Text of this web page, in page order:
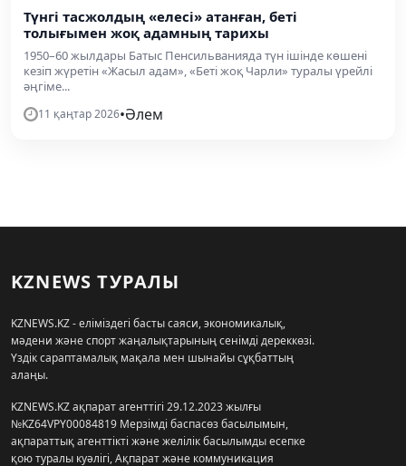
Түнгі тасжолдың «елесі» атанған, беті
толығымен жоқ адамның тарихы
1950–60 жылдары Батыс Пенсильванияда түн ішінде көшені
кезіп жүретін «Жасыл адам», «Беті жоқ Чарли» туралы үрейлі
әңгіме...
11 қаңтар 2026•Әлем
KZNEWS ТУРАЛЫ
KZNEWS.KZ - еліміздегі басты саяси, экономикалық,
мәдени және спорт жаңалықтарының сенімді дереккөзі.
Үздік сараптамалық мақала мен шынайы сұқбаттың
алаңы.
KZNEWS.KZ ақпарат агенттігі 29.12.2023 жылғы
№KZ64VPY00084819 Мерзімді баспасөз басылымын,
ақпараттық агенттікті және желілік басылымды есепке
қою туралы куәлігі, Ақпарат және коммуникация